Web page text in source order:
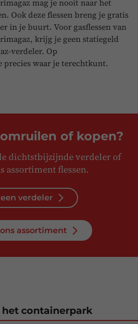
mag je nooit naar het
Ook deze flessen breng je gratis
in je buurt. Voor gasflessen van
krijg je geen statiegeld
verdeler. Op
precies waar je terechtkunt.
of kopen?
dichtstbijzijnde verdeler of
assortiment flessen.
verdeler
assortiment
het containerpark